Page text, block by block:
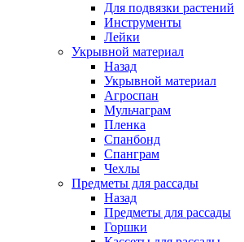
Для подвязки растений
Инструменты
Лейки
Укрывной материал
Назад
Укрывной материал
Агроспан
Мульчаграм
Пленка
Спанбонд
Спанграм
Чехлы
Предметы для рассады
Назад
Предметы для рассады
Горшки